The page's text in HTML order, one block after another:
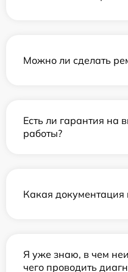
Можно ли сделать
Есть ли гарантия на
работы?
Какая документация
Я уже знаю, в чем
чего проводить